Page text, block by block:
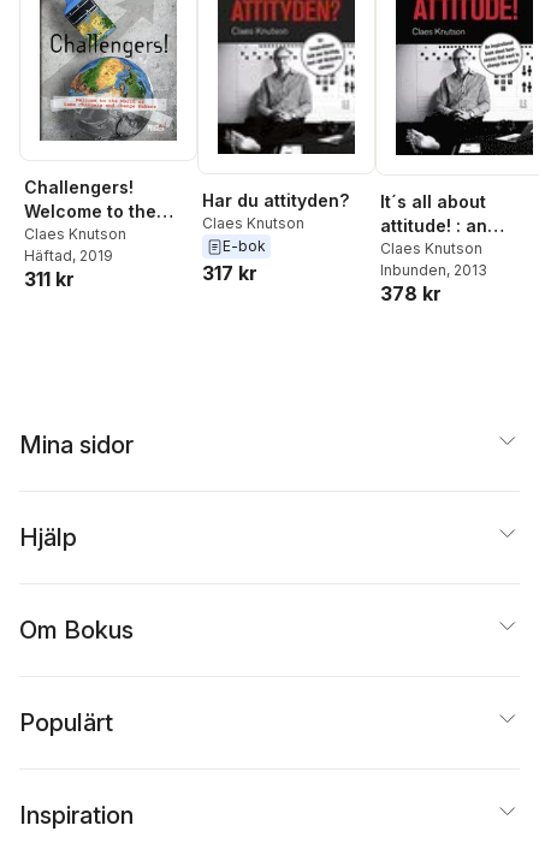
Challengers!
Welcome to the
World of Game
Changers and
Change Makers
Claes Knutson
Häftad, 2019
311 kr
Har du attityden?
Claes Knutson
E-bok
317 kr
It´s all about
attitude! : an
inspirational book
about businesses
that want to
Claes Knutson
Inbunden, 2013
378 kr
Mina sidor
Hjälp
Om Bokus
Populärt
Inspiration